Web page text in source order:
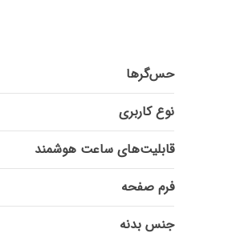
حس‌گرها
نوع کاربری
قابلیت‌های ساعت هوشمند
فرم صفحه
جنس بدنه